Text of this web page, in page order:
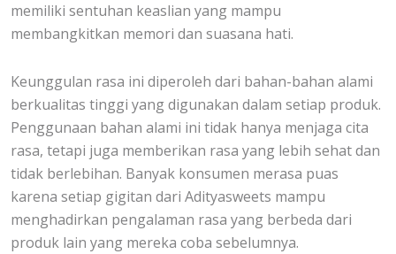
memiliki sentuhan keaslian yang mampu
membangkitkan memori dan suasana hati.
Keunggulan rasa ini diperoleh dari bahan-bahan alami
berkualitas tinggi yang digunakan dalam setiap produk.
Penggunaan bahan alami ini tidak hanya menjaga cita
rasa, tetapi juga memberikan rasa yang lebih sehat dan
tidak berlebihan. Banyak konsumen merasa puas
karena setiap gigitan dari Adityasweets mampu
menghadirkan pengalaman rasa yang berbeda dari
produk lain yang mereka coba sebelumnya.